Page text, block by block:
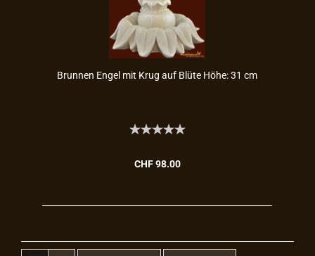
Brun­nen Engel mit Krug auf Blüte Höhe: 31 cm
CHF 98.00